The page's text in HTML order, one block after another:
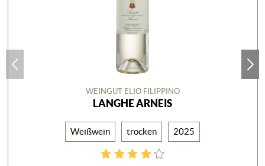
WEINGUT ELIO FILIPPINO
LANGHE ARNEIS
Weißwein trocken 2025